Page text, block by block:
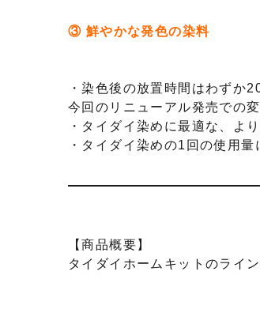
③ 鮮やかな発色の染料
・染色後の放置時間はわずか
今回のリニューアル発売での
・タイダイ染めに最適な、よ
・タイダイ染めの1回の使用
【商品概要】
タイダイホームキットのライ